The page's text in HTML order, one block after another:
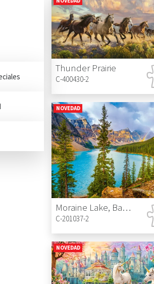
Thunder Prairie
C-400430-2
NOVEDAD
Moraine Lake, Banff National Park, Canada
C-201037-2
NOVEDAD